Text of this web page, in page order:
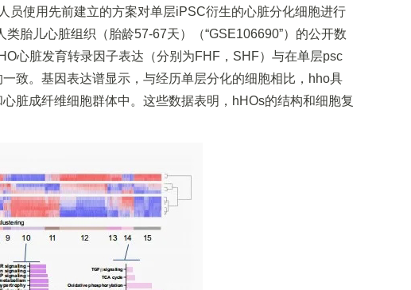
员使用先前建立的方案对单层iPSC衍生的心脏分化细胞进行
胎儿心脏组织（胎龄57-67天）（“GSE106690”）的公开数
心脏发育转录因子表达（分别为FHF，SHF）与在单层psc
致。基因表达谱显示，与经历单层分化的细胞相比，hho具
脏成纤维细胞群体中。这些数据表明，hHOs的结构和细胞复